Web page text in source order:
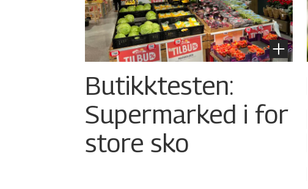
Butikktesten:
Supermarked i for
store sko